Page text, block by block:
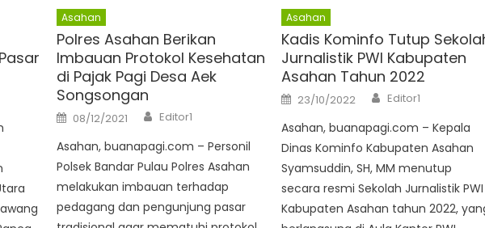
Asahan
Polres Asahan Berikan
Imbauan Protokol Kesehatan
di Pajak Pagi Desa Aek
Songsongan
Posted
on
08/12/2021 Author
Editor1
Asahan, buanapagi.com – Personil
Polsek Bandar Pulau Polres Asahan
melakukan imbauan terhadap
pedagang dan pengunjung pasar
Asahan
Kadis Kominfo Tutup
Jurnalistik PWI Kabupaten
Asahan Tahun 2022
Posted
on
23/10/2022 Author
Editor1
Asahan, buanapagi.com – Kepala
Dinas Kominfo Kabupaten Asahan
Syamsuddin, SH, MM menutup
secara resmi Sekolah Jurnalistik PWI
Kabupaten Asahan tahun 2022,